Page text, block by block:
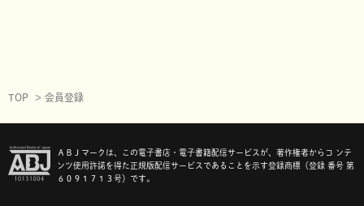
TOP 会員登録
ＡＢＪマークは、この電子書店・電子書籍配信サービスが、著作権者からコ ンテ
ンツ使用許諾を得た正規版配信サービスであることを示す登録商標（登録 番号 第
６０９１７１３号）です。